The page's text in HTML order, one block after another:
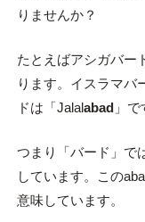
りませんか？
たとえばアシガバー
ります。イスラマバ
ドは「Jalalabad」で
つまり「バード」で
しています。この
意味しています。